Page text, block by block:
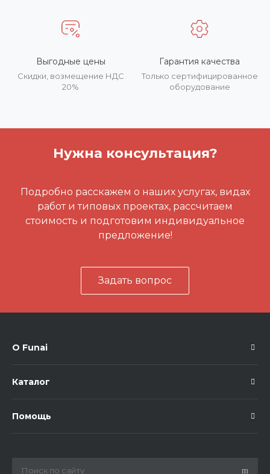
Выгодные цены
Скидки, возмещение НДС
20%
Гарантия качества
Только сертифицированное
оборудование
Нужна консультация?
Подробно расскажем о наших услугах, видах
работ и типовых проектах, рассчитаем
стоимость и подготовим индивидуальное
предложение!
Задать вопрос
О Funai
Каталог
Помощь